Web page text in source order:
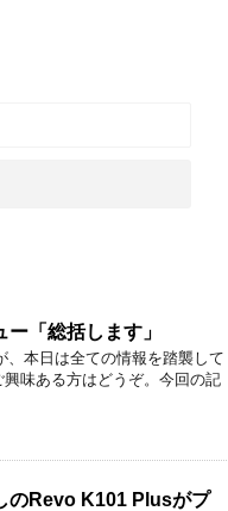
「総括します」
、本日は全ての情報を踏襲して
味ある方はどうぞ。今回の記
のRevo K101 Plusがプ